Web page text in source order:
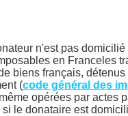
n'est pas domicilié
en Franceles
biens français,
(code général des
opérées par actes
si le donataire est